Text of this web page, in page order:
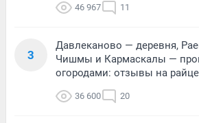
46 967 11
3
Давлеканово — деревня,
Чишмы и Кармаскалы —
огородами: отзывы на
36 600 20